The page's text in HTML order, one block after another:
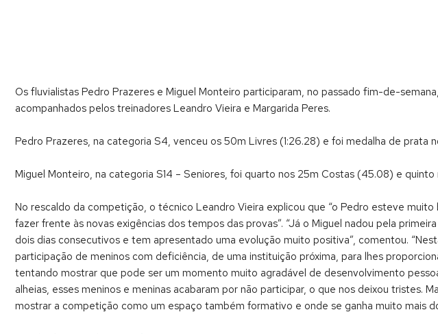
Os fluvialistas Pedro Prazeres e Miguel Monteiro participaram, no passado fim-de-
acompanhados pelos treinadores Leandro Vieira e Margarida Peres.
Pedro Prazeres, na categoria S4, venceu os 50m Livres (1:26.28) e foi medalha de prata
Miguel Monteiro, na categoria S14 – Seniores, foi quarto nos 25m Costas (45.08) e
No rescaldo da competição, o técnico Leandro Vieira explicou que “o Pedro esteve
fazer frente às novas exigências dos tempos das provas”. “Já o Miguel nadou pela
dois dias consecutivos e tem apresentado uma evolução muito positiva”, comentou.
participação de meninos com deficiência, de uma instituição próxima, para lhes
tentando mostrar que pode ser um momento muito agradável de desenvolvimento
alheias, esses meninos e meninas acabaram por não participar, o que nos deixou tristes.
mostrar a competição como um espaço também formativo e onde se ganha muito mais